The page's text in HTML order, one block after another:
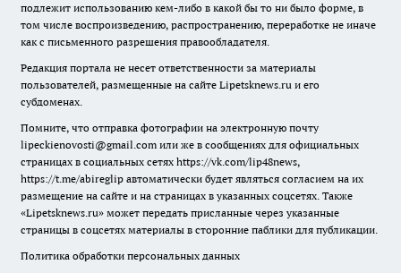
подлежит использованию кем-либо в какой бы то ни было форме, в
том числе воспроизведению, распространению, переработке не иначе
как с письменного разрешения правообладателя.
Редакция портала не несет ответственности за материалы
пользователей, размещенные на сайте Lipetsknews.ru и его
субдоменах.
Помните, что отправка фотографии на электронную почту
lipeckienovosti@gmail.com или же в сообщениях для официальных
страницах в социальных сетях https://vk.com/lip48news,
https://t.me/abireglip автоматически будет являться согласием на их
размещение на сайте и на страницах в указанных соцсетях. Также
«Lipetsknews.ru» может передать присланные через указанные
страницы в соцсетях материалы в сторонние паблики для публикации.
Политика обработки персональных данных